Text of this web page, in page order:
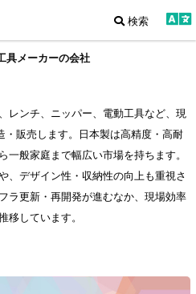
検索
具メーカーの会社
レンチ、ニッパー、電動工具など、現
販売します。日本製は高精度・高耐
般家庭まで幅広い市場を持ちます。
、デザイン性・収納性の向上も重視さ
ラ更新・再開発が進むなか、現場効率
移しています。